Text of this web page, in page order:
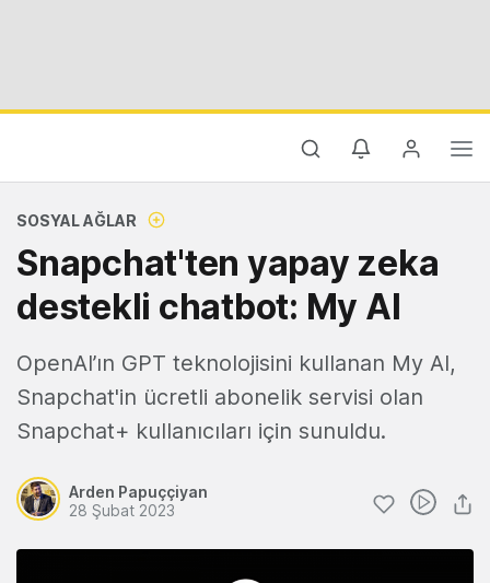
SOSYAL AĞLAR
Snapchat'ten yapay zeka
destekli chatbot: My AI
OpenAI’ın GPT teknolojisini kullanan My AI,
Snapchat'in ücretli abonelik servisi olan
Snapchat+ kullanıcıları için sunuldu.
Arden Papuççiyan
28 Şubat 2023